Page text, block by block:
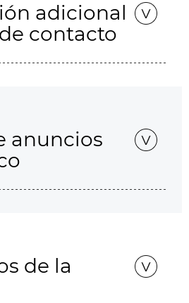
adicional
contacto
anuncios
de la